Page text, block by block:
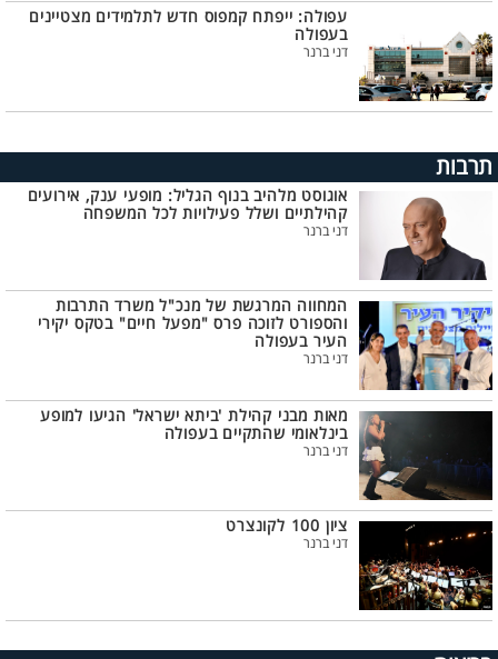
עפולה: ייפתח קמפוס חדש לתלמידים מצטיינים
בעפולה
דני ברנר
תרבות
אוגוסט מלהיב בנוף הגליל: מופעי ענק, אירועים
קהילתיים ושלל פעילויות לכל המשפחה
דני ברנר
המחווה המרגשת של מנכ"ל משרד התרבות
והספורט לזוכה פרס "מפעל חיים" בטקס יקירי
העיר בעפולה
דני ברנר
מאות מבני קהילת 'ביתא ישראל' הגיעו למופע
בינלאומי שהתקיים בעפולה
דני ברנר
ציון 100 לקונצרט
דני ברנר